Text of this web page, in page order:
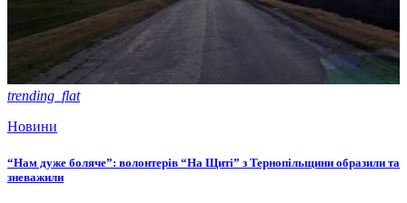
trending_flat
Новини
“Нам дуже боляче”: волонтерів “На Щиті” з Тернопільщини образили та
зневажили